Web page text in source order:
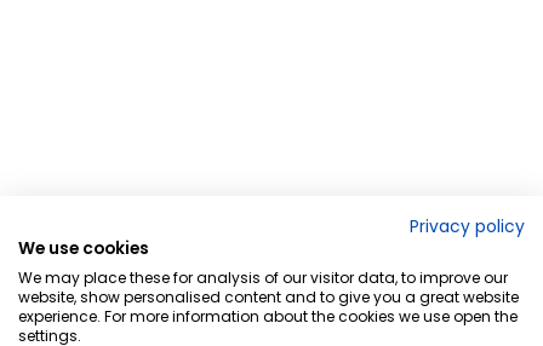
Privacy policy
We use cookies
We may place these for analysis of our visitor data, to improve our
website, show personalised content and to give you a great website
experience. For more information about the cookies we use open the
settings.